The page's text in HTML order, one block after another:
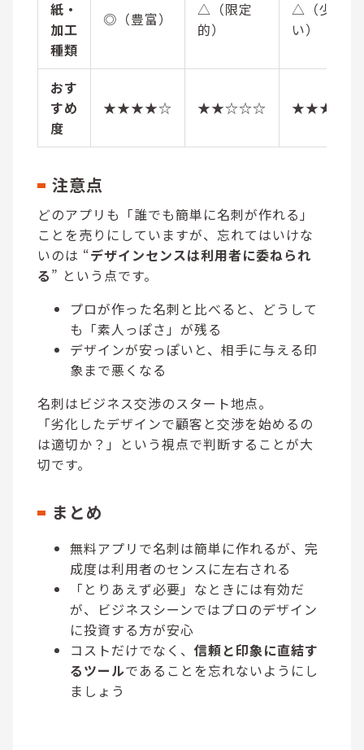
紙・
加工
種類
◎（豊富）
△（限定
的）
△（少な
い）
おす
すめ
度
★★★★☆ ★★☆☆☆ ★★★☆☆
注意点
どのアプリも「誰でも簡単に名刺が作れる」
ことを売りにしていますが、忘れてはいけな
いのは “デザインセンスは利用者に委ねられ
る” という点です。
プロが作った名刺と比べると、どうして
も「素人っぽさ」が残る
デザインが安っぽいと、相手に与える印
象まで悪くなる
名刺はビジネス交渉のスタート地点。
「劣化したデザインで顧客と交渉を始めるの
は適切か？」という視点で判断することが大
切です。
まとめ
無料アプリで名刺は簡単に作れるが、完
成度は利用者のセンスに左右される
「とりあえず必要」なときには有効だ
が、ビジネスシーンではプロのデザイン
に投資する方が安心
コストだけでなく、 信頼と印象に直結す
るツールであることを忘れないようにし
ましょう